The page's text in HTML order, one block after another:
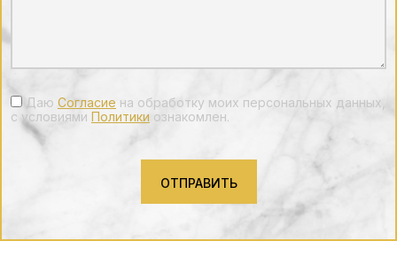
Даю Согласие на обработку моих персональных данных,
с условиями Политики ознакомлен.
ОТПРАВИТЬ